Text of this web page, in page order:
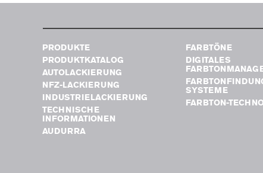
PRODUKTE
PRODUKTKATALOG
AUTOLACKIERUNG
NFZ-LACKIERUNG
INDUSTRIELACKIERUNG
TECHNISCHE
INFORMATIONEN
AUDURRA
FARBTÖNE
DIGITALES
SYSTEME
FARBTON-